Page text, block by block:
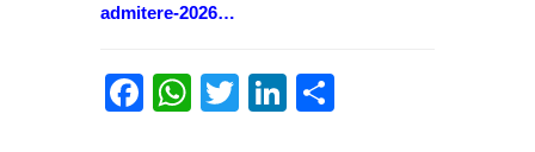
admitere-2026…
Facebook
WhatsApp
TwitterLinkedIn